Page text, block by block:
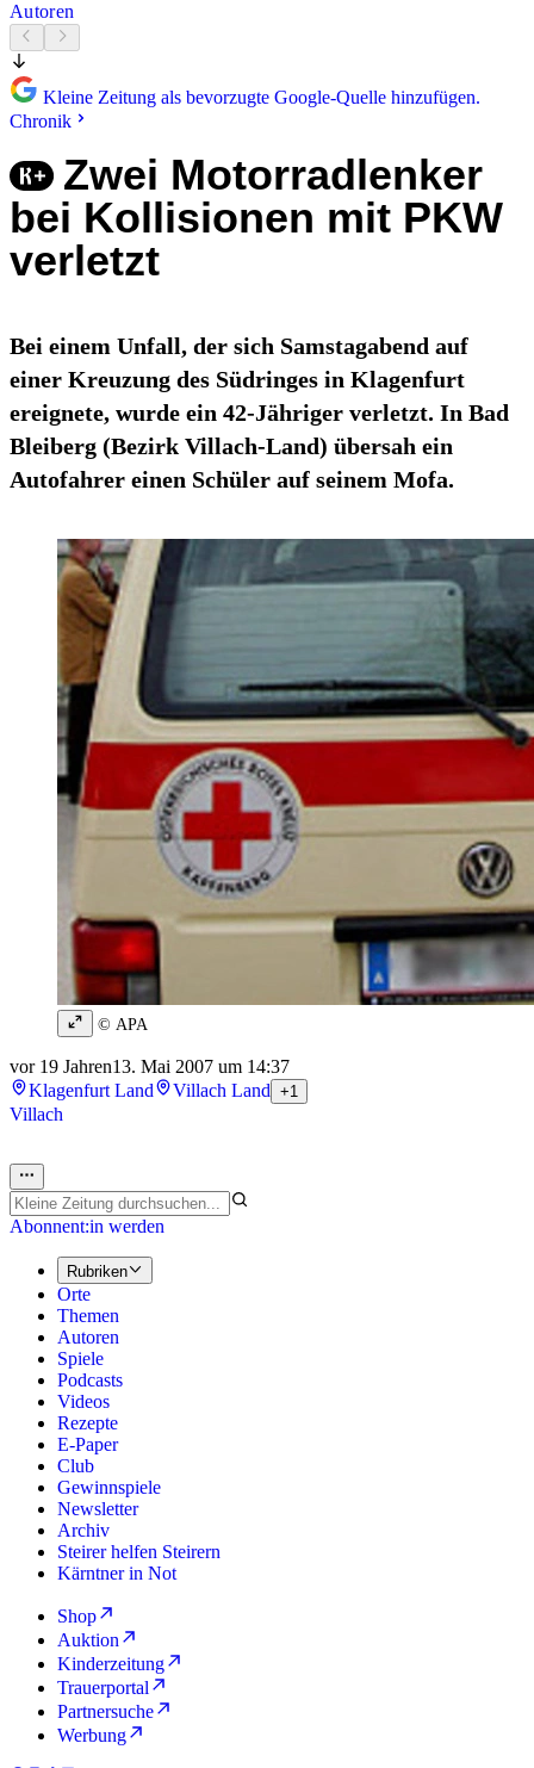
Autoren
Kleine Zeitung als bevorzugte Google-Quelle hinzufügen.
Chronik
Zwei Motorradlenker
bei Kollisionen mit PKW
verletzt
Bei einem Unfall, der sich Samstagabend auf
einer Kreuzung des Südringes in Klagenfurt
ereignete, wurde ein 42-Jähriger verletzt. In Bad
Bleiberg (Bezirk Villach-Land) übersah ein
Autofahrer einen Schüler auf seinem Mofa.
© APA
vor 19 Jahren13. Mai 2007 um 14:37
Klagenfurt Land
Villach Land +1
Villach
Abonnent:in werden
Rubriken
Orte
Themen
Autoren
Spiele
Podcasts
Videos
Rezepte
E-Paper
Club
Gewinnspiele
Newsletter
Archiv
Steirer helfen Steirern
Kärntner in Not
Shop
Auktion
Kinderzeitung
Trauerportal
Partnersuche
Werbung